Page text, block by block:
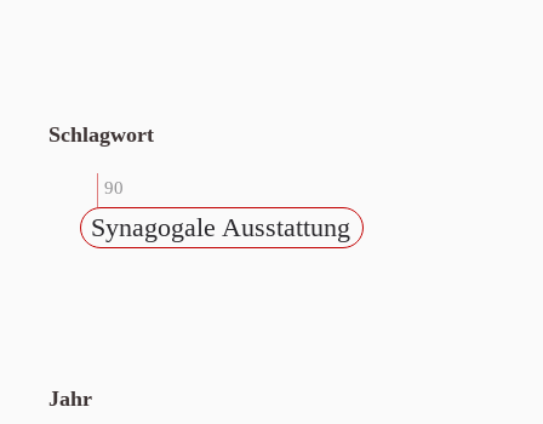
Schlagwort
90
Synagogale Ausstattung
Jahr